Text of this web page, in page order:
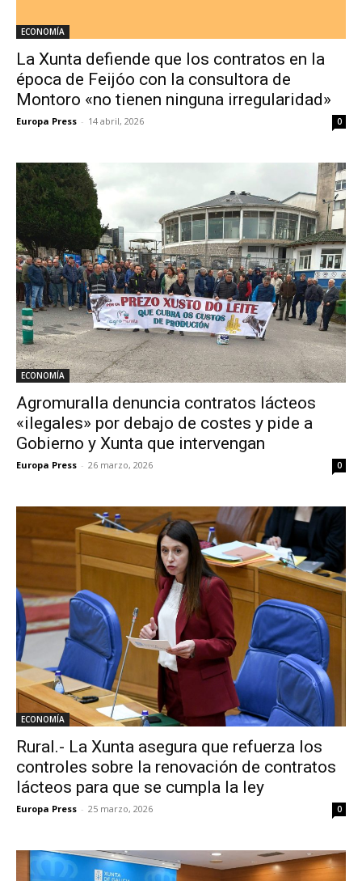
ECONOMÍA
La Xunta defiende que los contratos en la
época de Feijóo con la consultora de
Montoro «no tienen ninguna irregularidad»
Europa Press - 14 abril, 2026 0
ECONOMÍA
Agromuralla denuncia contratos lácteos
«ilegales» por debajo de costes y pide a
Gobierno y Xunta que intervengan
Europa Press - 26 marzo, 2026 0
ECONOMÍA
Rural.- La Xunta asegura que refuerza los
controles sobre la renovación de contratos
lácteos para que se cumpla la ley
Europa Press - 25 marzo, 2026 0